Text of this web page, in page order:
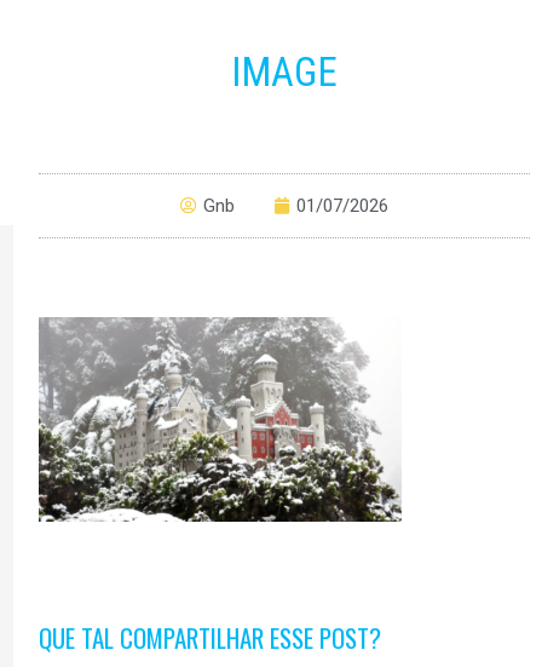
IMAGE
Gnb 01/07/2026
QUE TAL COMPARTILHAR ESSE POST?